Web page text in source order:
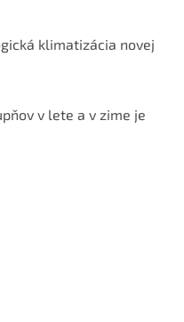
klimatizácia novej
v lete a v zime je